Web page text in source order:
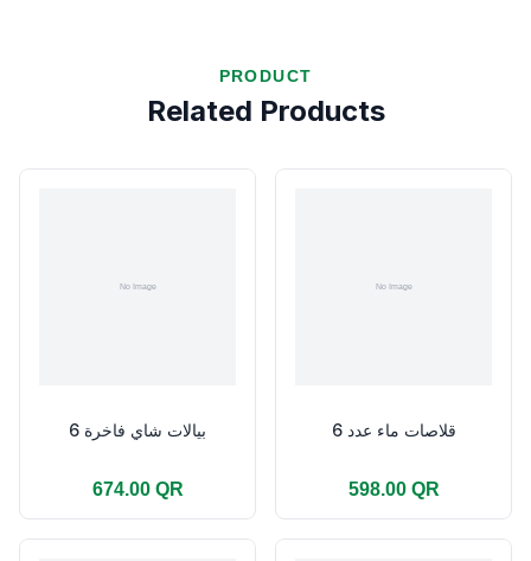
PRODUCT
Related Products
بيالات شاي فاخرة 6
674.00 QR
قلاصات ماء عدد 6
598.00 QR